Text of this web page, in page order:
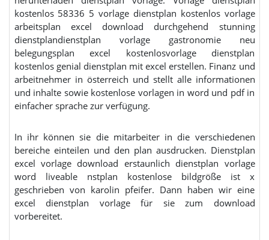
kostenlos 58336 5 vorlage dienstplan kostenlos vorlage
arbeitsplan excel download durchgehend stunning
dienstplandienstplan vorlage gastronomie neu
belegungsplan excel kostenlosvorlage dienstplan
kostenlos genial dienstplan mit excel erstellen. Finanz und
arbeitnehmer in österreich und stellt alle informationen
und inhalte sowie kostenlose vorlagen in word und pdf in
einfacher sprache zur verfügung.
In ihr können sie die mitarbeiter in die verschiedenen
bereiche einteilen und den plan ausdrucken. Dienstplan
excel vorlage download erstaunlich dienstplan vorlage
word liveable nstplan kostenlose bildgröße ist x
geschrieben von karolin pfeifer. Dann haben wir eine
excel dienstplan vorlage für sie zum download
vorbereitet.